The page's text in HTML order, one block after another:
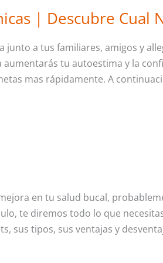
| Descubre Cual
a tus familiares, amigos y
tu autoestima y la
mas rápidamente. A
en tu salud bucal,
te diremos todo lo que
sus tipos, sus ventajas y